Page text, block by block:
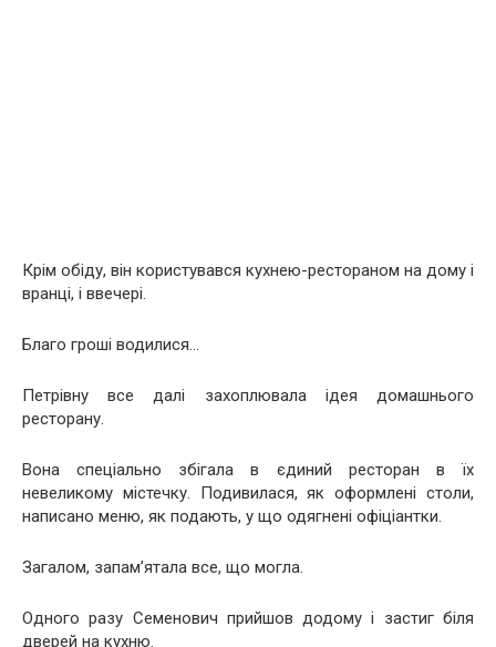
Крім обіду, він користувався кухнею-рестораном на дому і
вранці, і ввечері.
Благо гроші водилися…
Петрівну все далі захоплювала ідея домашнього
ресторану.
Вона спеціально збігала в єдиний ресторан в їх
невеликому містечку. Подивилася, як оформлені столи,
написано меню, як подають, у що одягнені офіціантки.
Загалом, запам’ятала все, що могла.
Одного разу Семенович прийшов додому і застиг біля
дверей на кухню.